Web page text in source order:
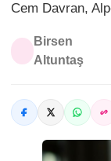
Cem Davran,
Birsen
Altuntaş